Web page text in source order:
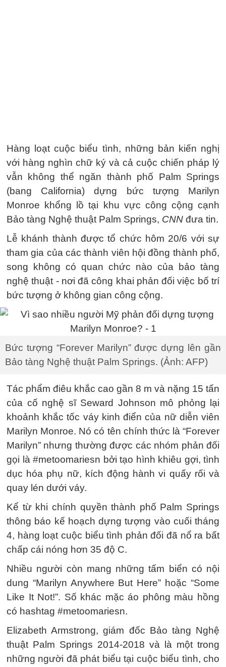
Hàng loạt cuộc biểu tình, những bản kiến nghị
với hàng nghìn chữ ký và cả cuộc chiến pháp lý
vẫn không thể ngăn thành phố Palm Springs
(bang California) dựng bức tượng Marilyn
Monroe khổng lồ tại khu vực công cộng cạnh
Bảo tàng Nghệ thuật Palm Springs, CNN đưa tin.
Lễ khánh thành được tổ chức hôm 20/6 với sự
tham gia của các thành viên hội đồng thành phố,
song không có quan chức nào của bảo tàng
nghệ thuật - nơi đã công khai phản đối việc bố trí
bức tượng ở không gian công cộng.
Bức tượng “Forever Marilyn” được dựng lên gần
Bảo tàng Nghệ thuật Palm Springs. (Ảnh: AFP)
Tác phẩm điêu khắc cao gần 8 m và nặng 15 tấn
của cố nghệ sĩ Seward Johnson mô phỏng lại
khoảnh khắc tốc váy kinh điển của nữ diễn viên
Marilyn Monroe. Nó có tên chính thức là “Forever
Marilyn” nhưng thường được các nhóm phản đối
gọi là #metoomariesn bởi tạo hình khiêu gợi, tình
dục hóa phụ nữ, kích động hành vi quấy rối và
quay lén dưới váy.
Kể từ khi chính quyền thành phố Palm Springs
thông báo kế hoạch dựng tượng vào cuối tháng
4, hàng loạt cuộc biểu tình phản đối đã nổ ra bất
chấp cái nóng hơn 35 độ C.
Nhiều người còn mang những tấm biển có nội
dung “Marilyn Anywhere But Here” hoặc “Some
Like It Not!”. Số khác mặc áo phông màu hồng
có hashtag #metoomariesn.
Elizabeth Armstrong, giám đốc Bảo tàng Nghệ
thuật Palm Springs 2014-2018 và là một trong
những người đã phát biểu tại cuộc biểu tình, cho